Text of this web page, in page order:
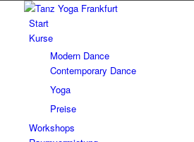
Start
Kurse
Modern Dance
Contemporary Dance
Yoga
Preise
Workshops